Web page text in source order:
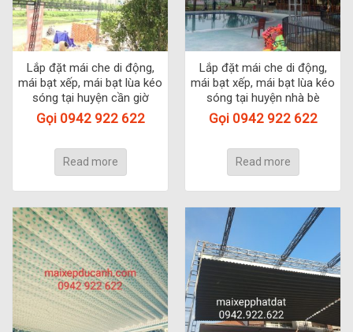
Lắp đặt mái che di động,
mái bạt xếp, mái bạt lùa kéo
sóng tại huyện cần giờ
Gọi 0942 922 622
Read more
Lắp đặt mái che di động,
mái bạt xếp, mái bạt lùa kéo
sóng tại huyện nhà bè
Gọi 0942 922 622
Read more